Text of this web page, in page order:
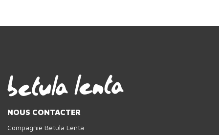
NOUS CONTACTER
Compagnie Betula Lenta